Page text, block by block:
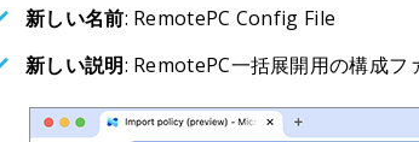
新しい名前: RemotePC Config File
新しい説明: RemotePC一括展開用の構成フ